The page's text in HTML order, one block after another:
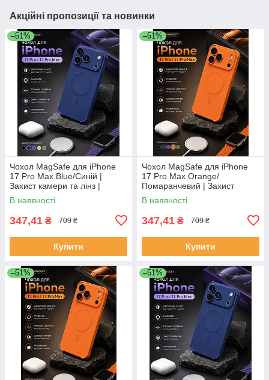
Акційні пропозиції та новинки
–51%
Чохол MagSafe для iPhone
17 Pro Max Blue/Синій |
Захист камери та лінз |
Протиударний Premium Case
В наявності
347,41 ₴ 709 ₴
Купити
–51%
Чохол MagSafe для iPhone
17 Pro Max Orange/
Помаранчевий | Захист
камери та лінз |
Протиударний Premium Case
В наявності
347,41 ₴ 709 ₴
Купити
–51% –51%